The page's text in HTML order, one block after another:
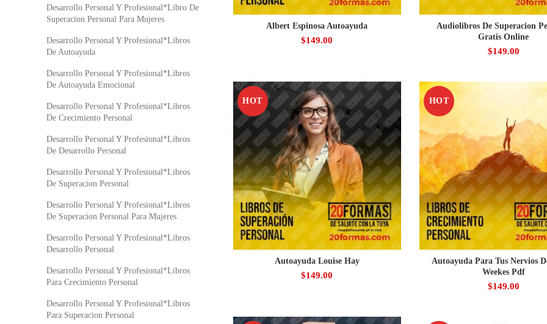
Albert Espinosa Autoayuda
$149.00
Audiolibros De Superacion
Gratis Online
$149.00
HOT
Autoayuda Louise Hay
$149.00
HOT
Autoayuda Para Tus Nervios
Weekes Pdf
$149.00
Desarrollo Personal Y Profesional*Libro De
Superacion Personal Para Mujeres
Desarrollo Personal Y Profesional*Libros
De Autoayuda
Desarrollo Personal Y Profesional*Libros
De Autoayuda Emocional
Desarrollo Personal Y Profesional*Libros
De Crecimiento Personal
Desarrollo Personal Y Profesional*Libros
De Desarrollo Personal
Desarrollo Personal Y Profesional*Libros
De Superacion Personal
Desarrollo Personal Y Profesional*Libros
De Superacion Personal Para Mujeres
Desarrollo Personal Y Profesional*Libros
Desarrollo Personal
Desarrollo Personal Y Profesional*Libros
Para Crecimiento Personal
Desarrollo Personal Y Profesional*Libros
Para Superacion Personal